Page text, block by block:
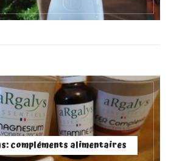
compléments alimentaires